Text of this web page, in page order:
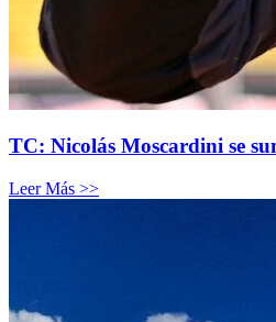
TC: Nicolás Moscardini se
Leer Más >>